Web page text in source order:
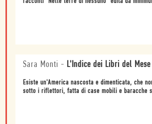
Sara Monti - L'Indice dei Libri del Mese
Esiste un'America nascosta e dimenticata, che
sotto i riflettori, fatta di case mobili e baracche